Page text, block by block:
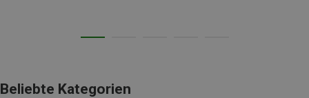
Beliebte Kategorien